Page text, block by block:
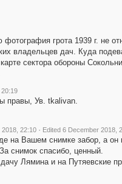
грота 1939 г. не
владельцев дач. Куда
сектора обороны
правы, Ув. tkalivan.
22:10 · Edited 6 December 2018,
на Вашем снимке забор, а
снимок спасибо, ценный.
Лямина и на Путяевские